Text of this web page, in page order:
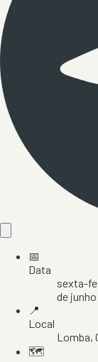
📅
Data
sexta-
de
📍
Local
Lomba,
🗺️